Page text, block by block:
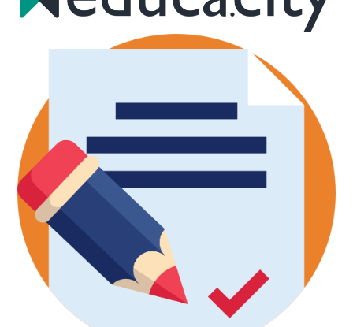
Rionegro
Investigación
Modelo de Naciones Unidas – MUN
SETA
Apoyo PPPC